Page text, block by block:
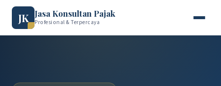
JK Jasa Konsultan Pajak
Profesional & Terpercaya